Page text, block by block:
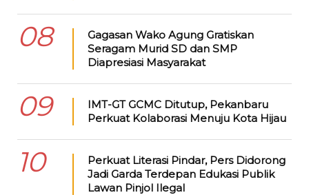
08
Gagasan Wako Agung Gratiskan
Seragam Murid SD dan SMP
Diapresiasi Masyarakat
09
IMT-GT GCMC Ditutup, Pekanbaru
Perkuat Kolaborasi Menuju Kota Hijau
10
Perkuat Literasi Pindar, Pers Didorong
Jadi Garda Terdepan Edukasi Publik
Lawan Pinjol Ilegal